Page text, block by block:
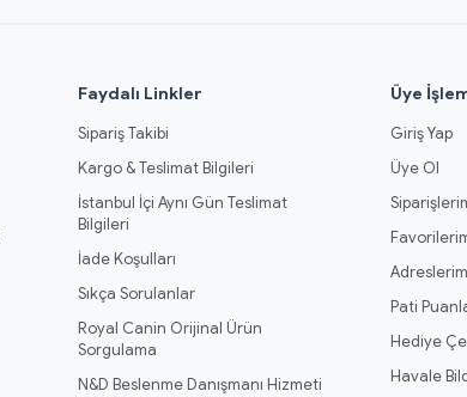
Faydalı Linkler
Sipariş Takibi
Kargo & Teslimat Bilgileri
İstanbul İçi Aynı Gün Teslimat
Bilgileri
İade Koşulları
Sıkça Sorulanlar
Royal Canin Orijinal Ürün
Sorgulama
N&D Beslenme Danışmanı Hizmeti
Üye
Giriş Yap
Üye Ol
Adreslerim
Pati
Hediye
Havale